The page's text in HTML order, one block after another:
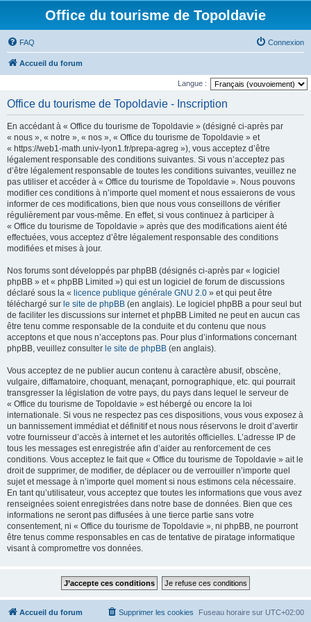
Office du tourisme de Topoldavie
FAQ Connexion
Accueil du forum
Langue :
Office du tourisme de Topoldavie - Inscription
En accédant à « Office du tourisme de Topoldavie » (désigné ci-après par
« nous », « notre », « nos », « Office du tourisme de Topoldavie » et
« https://web1-math.univ-lyon1.fr/prepa-agreg »), vous acceptez d’être
légalement responsable des conditions suivantes. Si vous n’acceptez pas
d’être légalement responsable de toutes les conditions suivantes, veuillez ne
pas utiliser et accéder à « Office du tourisme de Topoldavie ». Nous pouvons
modifier ces conditions à n’importe quel moment et nous essaierons de vous
informer de ces modifications, bien que nous vous conseillons de vérifier
régulièrement par vous-même. En effet, si vous continuez à participer à
« Office du tourisme de Topoldavie » après que des modifications aient été
effectuées, vous acceptez d’être légalement responsable des conditions
modifiées et mises à jour.
Nos forums sont développés par phpBB (désignés ci-après par « logiciel
phpBB » et « phpBB Limited ») qui est un logiciel de forum de discussions
déclaré sous la « licence publique générale GNU 2.0 » et qui peut être
téléchargé sur le site de phpBB (en anglais). Le logiciel phpBB a pour seul but
de faciliter les discussions sur internet et phpBB Limited ne peut en aucun cas
être tenu comme responsable de la conduite et du contenu que nous
acceptons et que nous n’acceptons pas. Pour plus d’informations concernant
phpBB, veuillez consulter le site de phpBB (en anglais).
Vous acceptez de ne publier aucun contenu à caractère abusif, obscène,
vulgaire, diffamatoire, choquant, menaçant, pornographique, etc. qui pourrait
transgresser la législation de votre pays, du pays dans lequel le serveur de
« Office du tourisme de Topoldavie » est hébergé ou encore la loi
internationale. Si vous ne respectez pas ces dispositions, vous vous exposez à
un bannissement immédiat et définitif et nous nous réservons le droit d’avertir
votre fournisseur d’accès à internet et les autorités officielles. L’adresse IP de
tous les messages est enregistrée afin d’aider au renforcement de ces
conditions. Vous acceptez le fait que « Office du tourisme de Topoldavie » ait le
droit de supprimer, de modifier, de déplacer ou de verrouiller n’importe quel
sujet et message à n’importe quel moment si nous estimons cela nécessaire.
En tant qu’utilisateur, vous acceptez que toutes les informations que vous avez
renseignées soient enregistrées dans notre base de données. Bien que ces
informations ne seront pas diffusées à une tierce partie sans votre
consentement, ni « Office du tourisme de Topoldavie », ni phpBB, ne pourront
être tenus comme responsables en cas de tentative de piratage informatique
visant à compromettre vos données.
Accueil du forum Fuseau horaire sur UTC+02:00
Supprimer les cookies